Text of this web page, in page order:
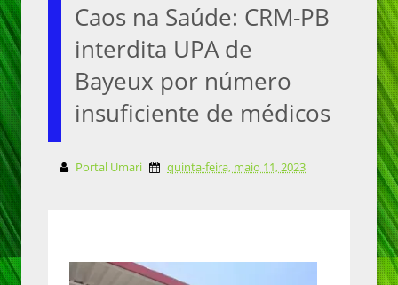
Caos na Saúde: CRM-PB
interdita UPA de
Bayeux por número
insuficiente de médicos
Portal Umari quinta-feira, maio 11, 2023